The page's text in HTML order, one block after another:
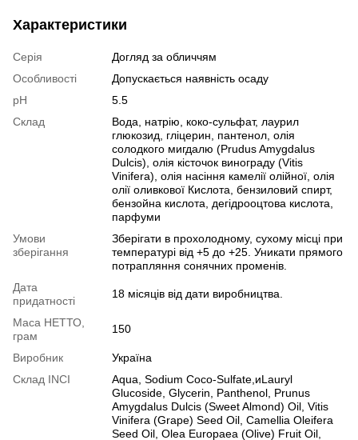
Характеристики
Серія
Догляд за обличчям
Особливості
Допускається наявність осаду
pH
5.5
Склад
Вода, натрію, коко-сульфат, лаурил
глюкозид, гліцерин, пантенол, олія
солодкого мигдалю (Prudus Amygdalus
Dulcis), олія кісточок винограду (Vitis
Vinifera), олія насіння камелії олійної, олія
олії оливкової Кислота, бензиловий спирт,
бензойна кислота, дегідрооцтова кислота,
парфуми
Умови
зберігання
Зберігати в прохолодному, сухому місці при
температурі від +5 до +25. Уникати прямого
потрапляння сонячних променів.
Дата
придатності
18 місяців від дати виробництва.
Маса НЕТТО,
грам
150
Виробник
Україна
Cклад INCI
Aqua, Sodium Сoco-Sulfate,иLauryl
Glucoside, Glycerin, Panthenol, Prunus
Amygdalus Dulcis (Sweet Almond) Oil, Vitis
Vinifera (Grape) Seed Oil, Camellia Oleifera
Seed Oil, Olea Europaea (Olive) Fruit Oil,